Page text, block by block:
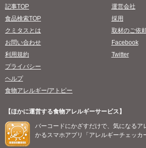
記事TOP
食品検索TOP
クミタスとは
お問い合わせ
利用規約
プライバシー
ヘルプ
食物アレルギー/アトピー
運営会社
採用
取材のご依
Facebook
Twitter
【ほかに運営する食物アレルギーサービス】
バーコードにかざすだけで、気になるア
かるスマホアプリ「アレルギーチェッカ